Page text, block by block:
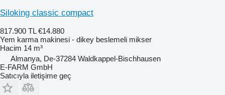
Siloking classic compact
817.900 TL €14.880
Yem karma makinesi - dikey beslemeli mikser
Hacim 14 m³
Almanya, De-37284 Waldkappel-Bischhausen
E-FARM GmbH
Satıcıyla iletişime geç